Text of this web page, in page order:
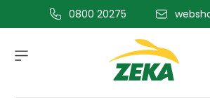
glavni sadržaj0800 20275